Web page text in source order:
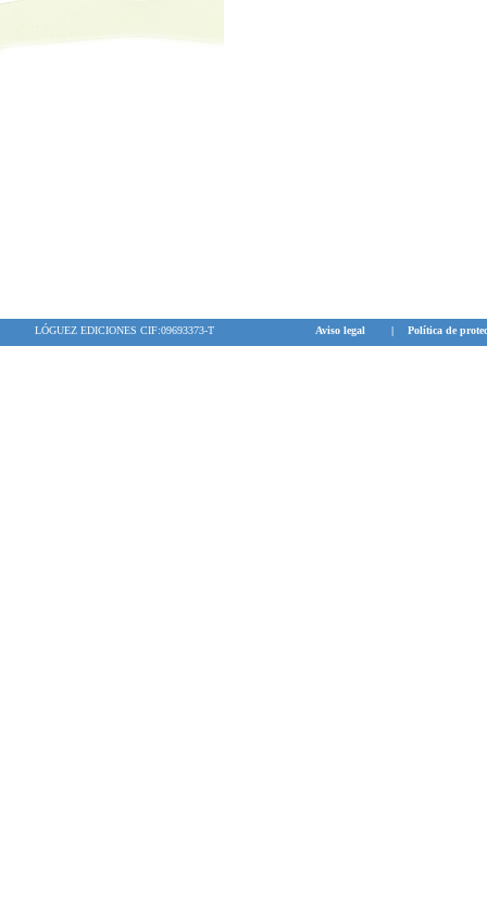
LÓGUEZ EDICIONES CIF:09693373-T Aviso legal | Política de